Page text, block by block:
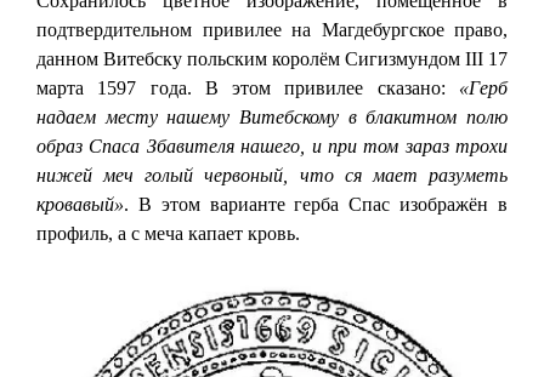
подтвердительном привилее на Магдебургское право,
данном Витебску польским королём Сигизмундом III 17
марта 1597 года. В этом привилее сказано: «Герб
надаем месту нашему Витебскому в блакитном полю
образ Спаса Збавителя нашего, и при том зараз трохи
нижей меч голый червоный, что ся мает разуметь
кровавый». В этом варианте герба Спас изображён в
профиль, а с меча капает кровь.